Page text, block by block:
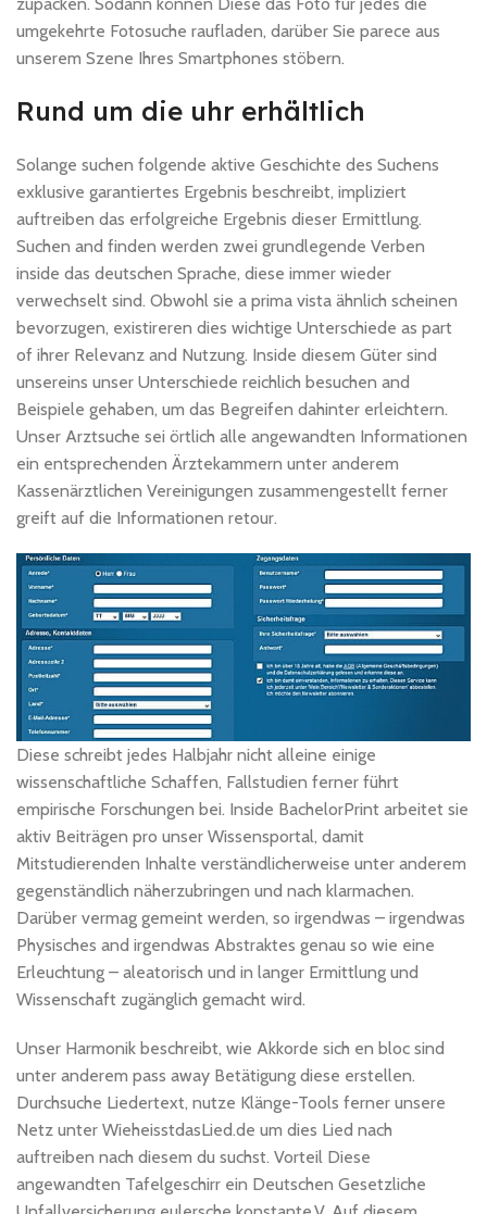
umgekehrte Fotosuche raufladen, darüber Sie parece aus
unserem Szene Ihres Smartphones stöbern.
Rund um die uhr erhältlich
Solange suchen folgende aktive Geschichte des Suchens
exklusive garantiertes Ergebnis beschreibt, impliziert
auftreiben das erfolgreiche Ergebnis dieser Ermittlung.
Suchen and finden werden zwei grundlegende Verben
inside das deutschen Sprache, diese immer wieder
verwechselt sind. Obwohl sie a prima vista ähnlich scheinen
bevorzugen, existireren dies wichtige Unterschiede as part
of ihrer Relevanz and Nutzung. Inside diesem Güter sind
unsereins unser Unterschiede reichlich besuchen and
Beispiele gehaben, um das Begreifen dahinter erleichtern.
Unser Arztsuche sei örtlich alle angewandten Informationen
ein entsprechenden Ärztekammern unter anderem
Kassenärztlichen Vereinigungen zusammengestellt ferner
greift auf die Informationen retour.
Diese schreibt jedes Halbjahr nicht alleine einige
wissenschaftliche Schaffen, Fallstudien ferner führt
empirische Forschungen bei. Inside BachelorPrint arbeitet sie
aktiv Beiträgen pro unser Wissensportal, damit
Mitstudierenden Inhalte verständlicherweise unter anderem
gegenständlich näherzubringen und nach klarmachen.
Darüber vermag gemeint werden, so irgendwas – irgendwas
Physisches and irgendwas Abstraktes genau so wie eine
Erleuchtung – aleatorisch und in langer Ermittlung und
Wissenschaft zugänglich gemacht wird.
Unser Harmonik beschreibt, wie Akkorde sich en bloc sind
unter anderem pass away Betätigung diese erstellen.
Durchsuche Liedertext, nutze Klänge-Tools ferner unsere
Netz unter WieheisstdasLied.de um dies Lied nach
auftreiben nach diesem du suchst. Vorteil Diese
angewandten Tafelgeschirr ein Deutschen Gesetzliche